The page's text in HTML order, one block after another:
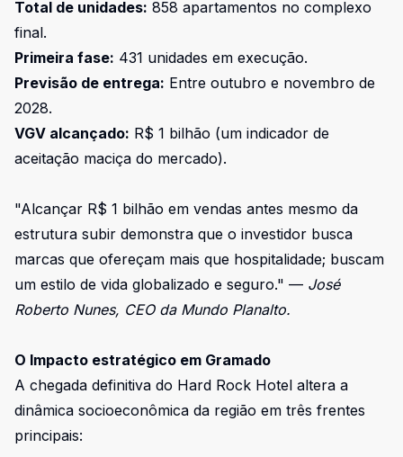
Total de unidades: 858 apartamentos no complexo
final.
Primeira fase: 431 unidades em execução.
Previsão de entrega: Entre outubro e novembro de
2028.
VGV alcançado: R$ 1 bilhão (um indicador de
aceitação maciça do mercado).
"Alcançar R$ 1 bilhão em vendas antes mesmo da
estrutura subir demonstra que o investidor busca
marcas que ofereçam mais que hospitalidade; buscam
um estilo de vida globalizado e seguro." — José
Roberto Nunes, CEO da Mundo Planalto.
O Impacto estratégico em Gramado
A chegada definitiva do Hard Rock Hotel altera a
dinâmica socioeconômica da região em três frentes
principais: